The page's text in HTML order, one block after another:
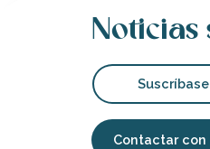
Noticias
Contactar con